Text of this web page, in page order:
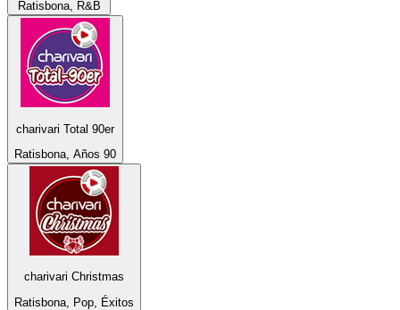
Ratisbona, R&B
charivari Total 90er
Ratisbona, Años 90
charivari Christmas
Ratisbona, Pop, Éxitos